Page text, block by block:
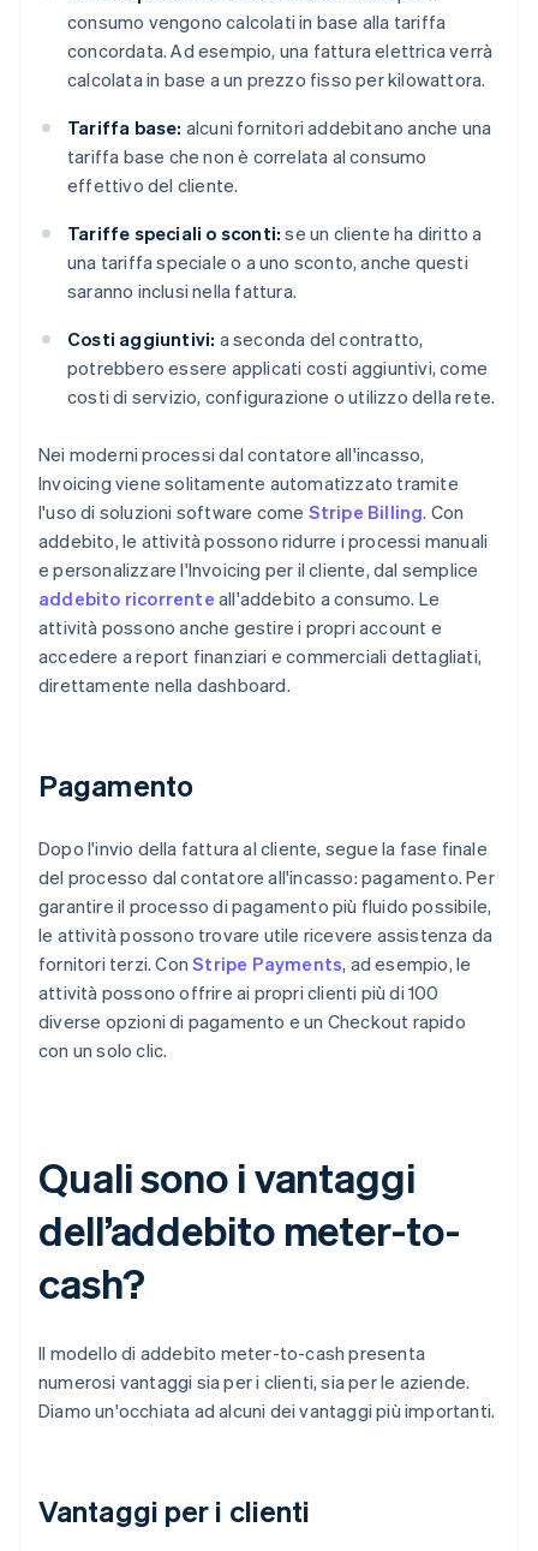
consumo vengono calcolati in base alla tariffa
concordata. Ad esempio, una fattura elettrica verrà
calcolata in base a un prezzo fisso per kilowattora.
Tariffa base: alcuni fornitori addebitano anche una
tariffa base che non è correlata al consumo
effettivo del cliente.
Tariffe speciali o sconti: se un cliente ha diritto a
una tariffa speciale o a uno sconto, anche questi
saranno inclusi nella fattura.
Costi aggiuntivi: a seconda del contratto,
potrebbero essere applicati costi aggiuntivi, come
costi di servizio, configurazione o utilizzo della rete.
Nei moderni processi dal contatore all'incasso,
Invoicing viene solitamente automatizzato tramite
l'uso di soluzioni software come Stripe Billing. Con
addebito, le attività possono ridurre i processi manuali
e personalizzare l'Invoicing per il cliente, dal semplice
addebito ricorrente all'addebito a consumo. Le
attività possono anche gestire i propri account e
accedere a report finanziari e commerciali dettagliati,
direttamente nella dashboard.
Pagamento
Dopo l'invio della fattura al cliente, segue la fase finale
del processo dal contatore all'incasso: pagamento. Per
garantire il processo di pagamento più fluido possibile,
le attività possono trovare utile ricevere assistenza da
fornitori terzi. ConStripe Payments, ad esempio, le
attività possono offrire ai propri clienti più di 100
diverse opzioni di pagamento e un Checkout rapido
con un solo clic.
Quali sono i vantaggi
dell’addebito meter-to-
cash?
Il modello di addebito meter-to-cash presenta
numerosi vantaggi sia per i clienti, sia per le aziende.
Diamo un'occhiata ad alcuni dei vantaggi più importanti.
Vantaggi per i clienti